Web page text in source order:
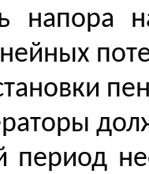
напора
период